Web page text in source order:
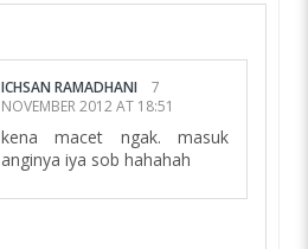
ICHSAN RAMADHANI
7
NOVEMBER 2012 AT 18:51
kena macet ngak. masuk
anginya iya sob hahahah